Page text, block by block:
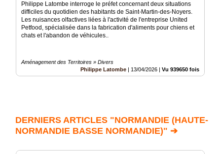
Philippe Latombe interroge le préfet concernant deux situations
difficiles du quotidien des habitants de Saint-Martin-des-Noyers.
Les nuisances olfactives liées à l'activité de l'entreprise United
Petfood, spécialisée dans la fabrication d'aliments pour chiens et
chats et l'abandon de véhicules..
Aménagement des Territoires » Divers
Philippe Latombe
13/04/2026 Vu 939650 fois
DERNIERS ARTICLES "NORMANDIE (HAUTE-
NORMANDIE BASSE NORMANDIE)" ➔